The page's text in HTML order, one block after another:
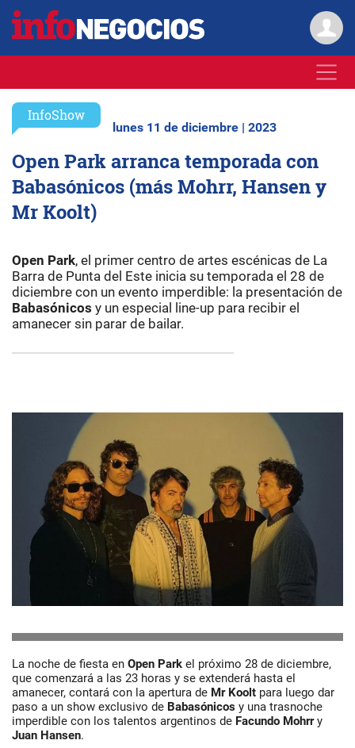
InfoShow
lunes 11 de diciembre | 2023
Open Park arranca temporada con
Babasónicos (más Mohrr, Hansen y
Mr Koolt)
Open Park, el primer centro de artes escénicas de La
Barra de Punta del Este inicia su temporada el 28 de
diciembre con un evento imperdible: la presentación de
Babasónicos y un especial line-up para recibir el
amanecer sin parar de bailar.
La noche de fiesta en Open Park el próximo 28 de diciembre,
que comenzará a las 23 horas y se extenderá hasta el
amanecer, contará con la apertura de Mr Koolt para luego dar
paso a un show exclusivo de Babasónicos y una trasnoche
imperdible con los talentos argentinos de Facundo Mohrry
Juan Hansen.